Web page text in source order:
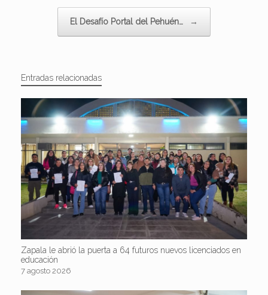
El Desafío Portal del Pehuén… →
Entradas relacionadas
Zapala le abrió la puerta a 64 futuros nuevos licenciados en
educación
7 agosto 2026